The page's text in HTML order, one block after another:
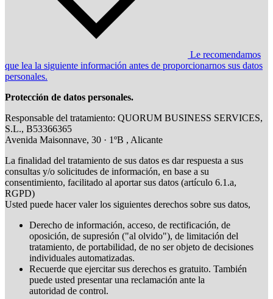
Le recomendamos
que lea la siguiente información antes de proporcionarnos sus datos
personales.
Protección de datos personales.
Responsable del tratamiento: QUORUM BUSINESS SERVICES,
S.L., B53366365
Avenida Maisonnave, 30 · 1ºB , Alicante
La finalidad del tratamiento de sus datos es dar respuesta a sus
consultas y/o solicitudes de información, en base a su
consentimiento, facilitado al aportar sus datos (artículo 6.1.a,
RGPD)
Usted puede hacer valer los siguientes derechos sobre sus datos,
Derecho de información, acceso, de rectificación, de
oposición, de supresión ("al olvido"), de limitación del
tratamiento, de portabilidad, de no ser objeto de decisiones
individuales automatizadas.
Recuerde que ejercitar sus derechos es gratuito. También
puede usted presentar una reclamación ante la
autoridad de control.